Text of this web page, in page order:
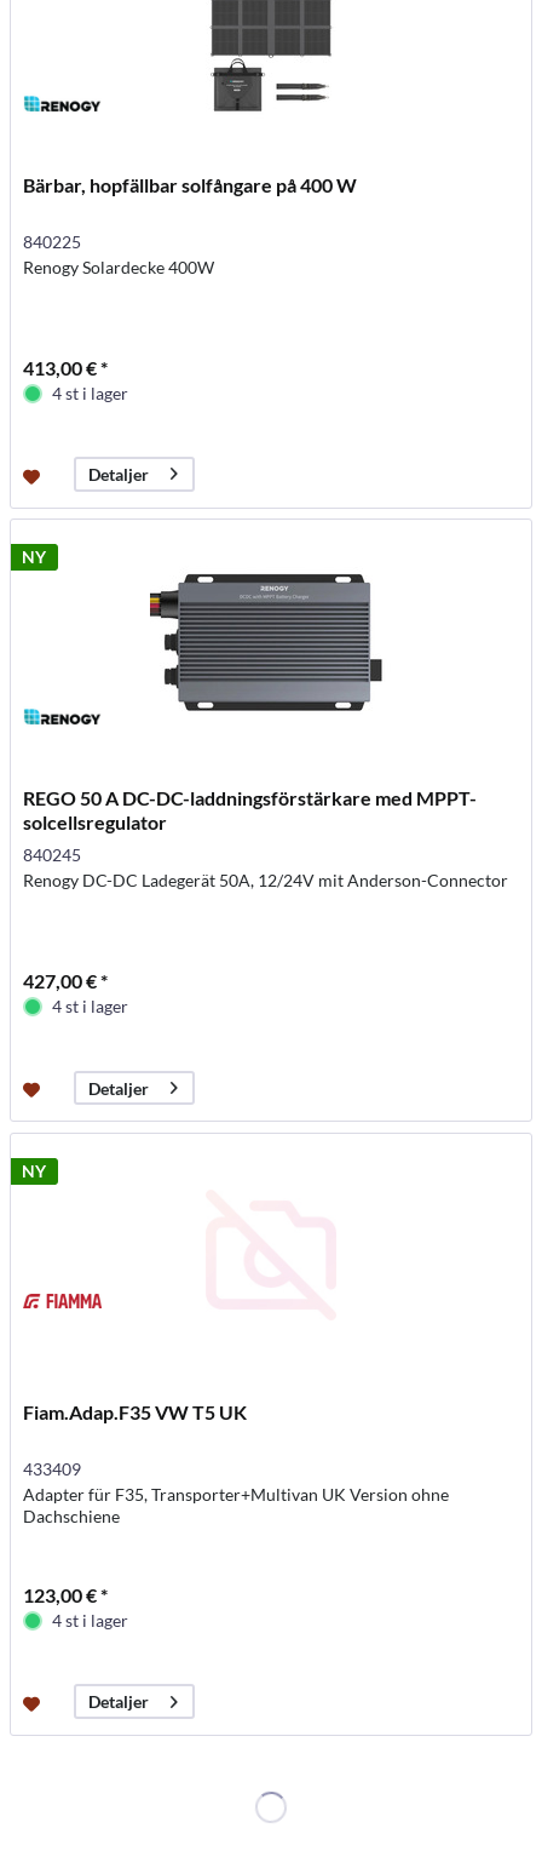
Bärbar, hopfällbar solfångare på 400 W
840225
Renogy Solardecke 400W
413,00 € *
4 st i lager
Detaljer
NY
REGO 50 A DC-DC-laddningsförstärkare med MPPT-
solcellsregulator
840245
Renogy DC-DC Ladegerät 50A, 12/24V mit Anderson-Connector
427,00 € *
4 st i lager
Detaljer
NY
Fiam.Adap.F35 VW T5 UK
433409
Adapter für F35, Transporter+Multivan UK Version ohne
Dachschiene
123,00 € *
4 st i lager
Detaljer